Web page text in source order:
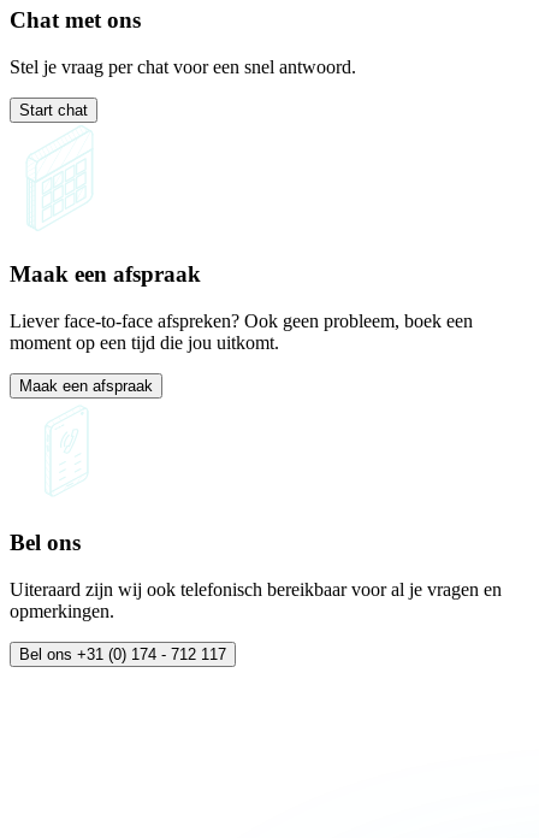
Chat met ons
Stel je vraag per chat voor een snel antwoord.
Start chat
Maak een afspraak
Liever face-to-face afspreken? Ook geen probleem, boek een
moment op een tijd die jou uitkomt.
Maak een afspraak
Bel ons
Uiteraard zijn wij ook telefonisch bereikbaar voor al je vragen en
opmerkingen.
Bel ons +31 (0) 174 - 712 117